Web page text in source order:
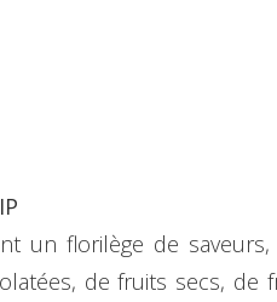
un florilège de
de fruits secs, de